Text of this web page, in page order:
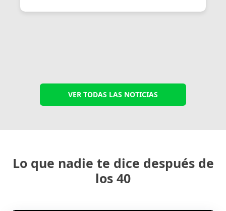
VER TODAS LAS NOTICIAS
Lo que nadie te dice después de
los 40